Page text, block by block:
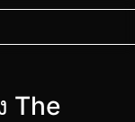
The